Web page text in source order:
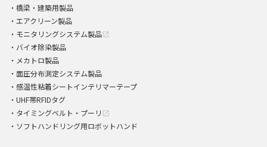
橋梁・建築用製品
エアクリーン製品
モニタリングシステム製品 open_in_new
バイオ除染製品
メカトロ製品
面圧分布測定システム製品
感温性粘着シートインテリマーテープ
UHF帯RFIDタグ
タイミングベルト・プーリ open_in_new
ソフトハンドリング用ロボットハンド